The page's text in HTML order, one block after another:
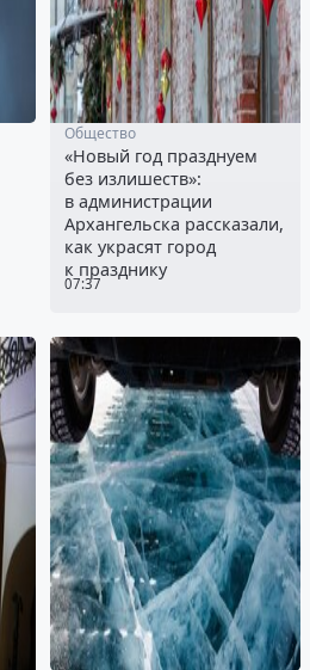
07:37
Общество
«Новый год празднуем
без излишеств»:
в администрации
Архангельска рассказали,
как украсят город
к празднику